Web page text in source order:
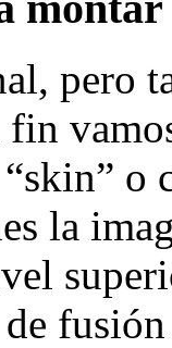
pero
o
la